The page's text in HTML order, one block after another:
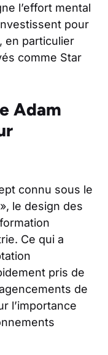
l’effort mental
pour
en particulier
comme Star
Adam
connu sous le
le design des
Ce qui a
pris de
de
l’importance